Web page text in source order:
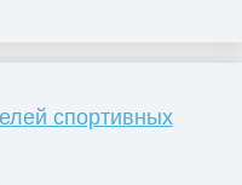
спортивных